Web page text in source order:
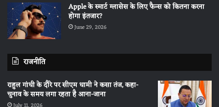
Apple के स्मार्ट ग्लासेस के लिए फैन्स को कितना करना
होगा इंतजार?
June 29, 2026
राजनीति
राहुल गांधी के दौरे पर सीएम धामी ने कसा तंज, कहा-
चुनाव के समय लगा रहता है आना-जाना